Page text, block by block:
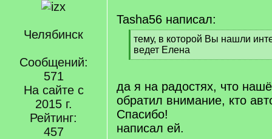
Челябинск
Сообщений:
571
На сайте с
2015 г.
Рейтинг:
457
Tasha56 написал:
[
q
]
тему, в которой Вы нашли
ведет Елена
[
q
]
да я на радостях, что
обратил внимание, кто
Спасибо!
написал ей.